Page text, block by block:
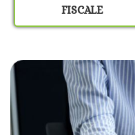
FISCALE